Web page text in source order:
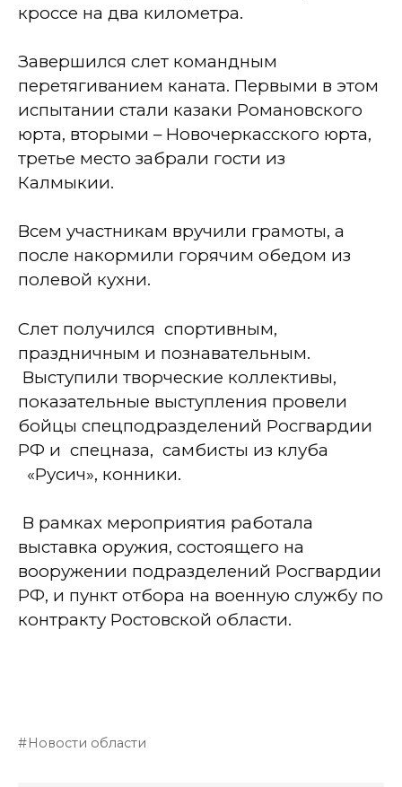
кроссе на два километра.
Завершился слет командным
перетягиванием каната. Первыми в этом
испытании стали казаки Романовского
юрта, вторыми – Новочеркасского юрта,
третье место забрали гости из
Калмыкии.
Всем участникам вручили грамоты, а
после накормили горячим обедом из
полевой кухни.
Слет получился спортивным,
праздничным и познавательным.
Выступили творческие коллективы,
показательные выступления провели
бойцы спецподразделений Росгвардии
РФ и спецназа, самбисты из клуба
«Русич», конники.
В рамках мероприятия работала
выставка оружия, состоящего на
вооружении подразделений Росгвардии
РФ, и пункт отбора на военную службу по
контракту Ростовской области.
Новости области